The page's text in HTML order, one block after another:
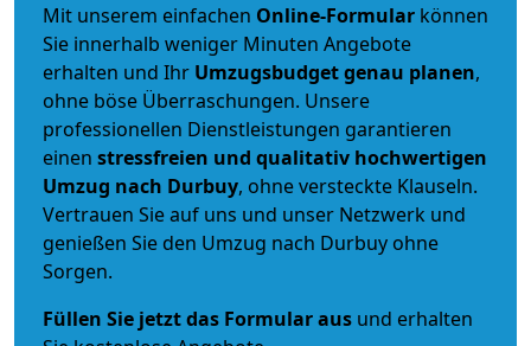
Mit unserem einfachen Online-Formular können
Sie innerhalb weniger Minuten Angebote
erhalten und Ihr Umzugsbudgetgenau planen,
ohne böse Überraschungen. Unsere
professionellen Dienstleistungen garantieren
einen stressfreien und qualitativ hochwertigen
Umzug nach Durbuy, ohne versteckte Klauseln.
Vertrauen Sie auf uns und unser Netzwerk und
genießen Sie den Umzug nach Durbuy ohne
Sorgen.
Füllen Sie jetzt das Formular aus und erhalten